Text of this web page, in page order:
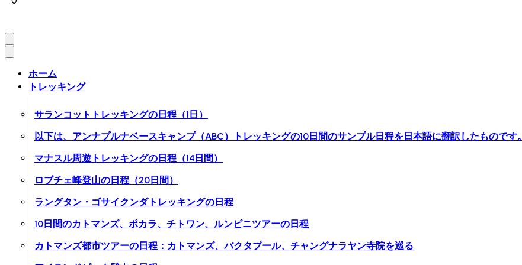
ホーム
トレッキング
サランコットトレッキングの日程（1日）
以下は、アンナプルナベースキャンプ（ABC）トレッキングの10日間のサンプル日程を日本語に翻訳したものです。
マナスル周遊トレッキングの日程（14日間）
ロブチェ峰登山の日程（20日間）
ラングタン・ゴサイクンダトレッキングの日程
10日間のカトマンズ、ポカラ、チトワン、ルンビニツアーの日程
カトマンズ都市ツアーの日程：カトマンズ、バクタプール、チャングナラヤン寺院を巡る